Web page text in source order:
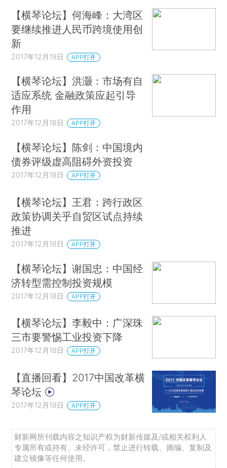
【横琴论坛】何海峰：大湾区
要继续推进人民币跨境使用创
新
2017年12月19日 APP打开
【横琴论坛】洪灏：市场有自
适应系统 金融政策应起引导
作用
2017年12月18日 APP打开
【横琴论坛】陈剑：中国境内
债券评级虚高阻碍外资投资
2017年12月18日 APP打开
【横琴论坛】王君：跨行政区
政策协调关乎自贸区试点持续
推进
2017年12月18日 APP打开
【横琴论坛】谢国忠：中国经
济转型需控制投资规模
2017年12月18日 APP打开
【横琴论坛】李毅中：广深珠
三市要警惕工业投资下降
2017年12月18日 APP打开
【直播回看】2017中国改革横
琴论坛
2017年12月18日 APP打开
财新网所刊载内容之知识产权为财新传媒及/或相关权利人
专属所有或持有。未经许可，禁止进行转载、摘编、复制及
建立镜像等任何使用。